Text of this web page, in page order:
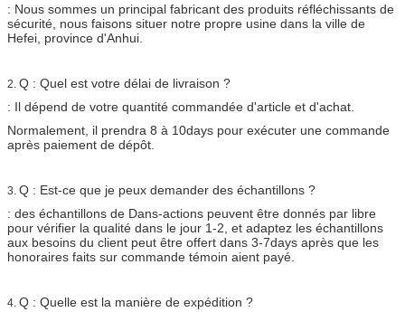
: Nous sommes un principal fabricant des produits réfléchissants de
sécurité, nous faisons situer notre propre usine dans la ville de
Hefei, province d'Anhui.
2. Q : Quel est votre délai de livraison ?
: Il dépend de votre quantité commandée d'article et d'achat.
Normalement, il prendra 8 à 10days pour exécuter une commande
après paiement de dépôt.
3. Q : Est-ce que je peux demander des échantillons ?
: des échantillons de Dans-actions peuvent être donnés par libre
pour vérifier la qualité dans le jour 1-2, et adaptez les échantillons
aux besoins du client peut être offert dans 3-7days après que les
honoraires faits sur commande témoin aient payé.
4. Q : Quelle est la manière de expédition ?